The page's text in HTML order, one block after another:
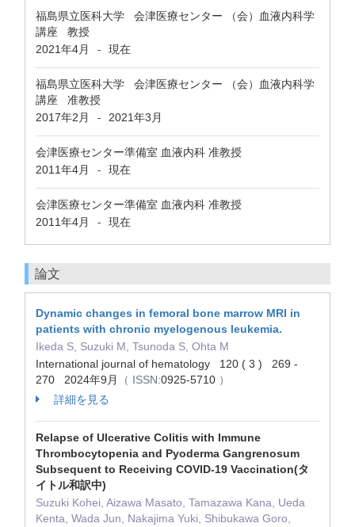
福島県立医科大学 会津医療センター （会）血液内科学
講座 教授
2021年4月
- 現在
福島県立医科大学 会津医療センター （会）血液内科学
講座 准教授
2017年2月
- 2021年3月
会津医療センター準備室 血液内科 准教授
2011年4月
- 現在
会津医療センター準備室 血液内科 准教授
2011年4月
- 現在
論文
Dynamic changes in femoral bone marrow MRI in
patients with chronic myelogenous leukemia.
Ikeda S, Suzuki M, Tsunoda S, Ohta M
International journal of hematology 120 ( 3 ) 269 -
270 2024年9月
（ ISSN:0925-5710 ）
詳細を見る
Relapse of Ulcerative Colitis with Immune
Thrombocytopenia and Pyoderma Gangrenosum
Subsequent to Receiving COVID-19 Vaccination(タ
イトル和訳中)
Suzuki Kohei, Aizawa Masato, Tamazawa Kana, Ueda
Kenta, Wada Jun, Nakajima Yuki, Shibukawa Goro,